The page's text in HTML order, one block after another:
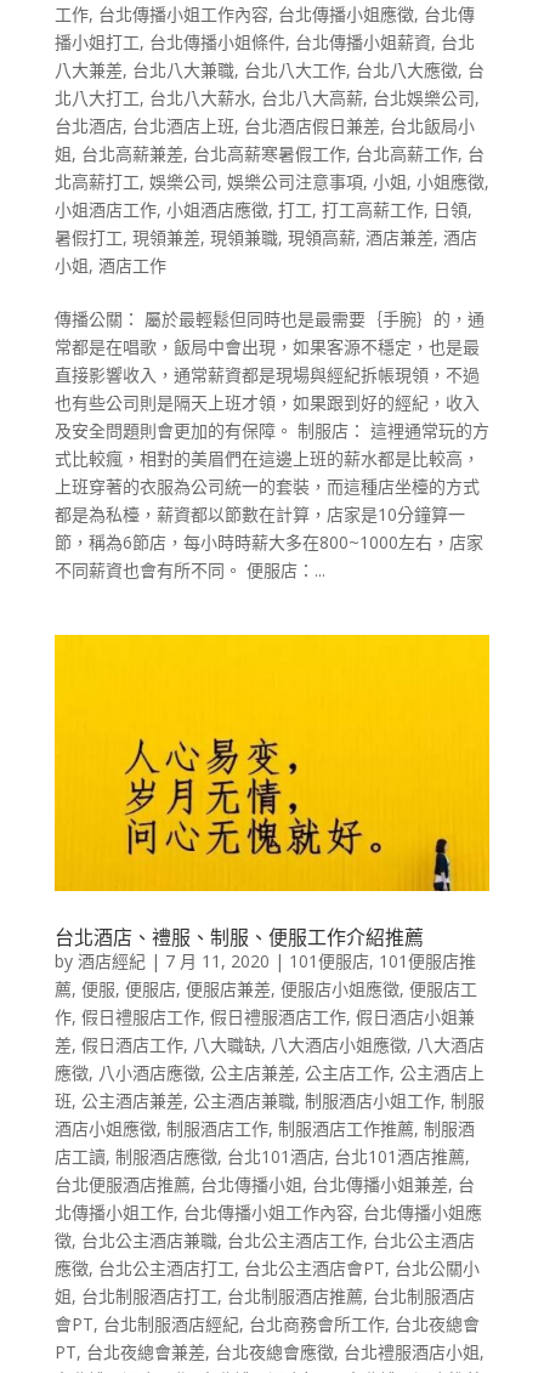
工作, 台北傳播小姐工作內容, 台北傳播小姐應徵, 台北傳
播小姐打工, 台北傳播小姐條件, 台北傳播小姐薪資, 台北
八大兼差, 台北八大兼職, 台北八大工作, 台北八大應徵, 台
北八大打工, 台北八大薪水, 台北八大高薪, 台北娛樂公司,
台北酒店, 台北酒店上班, 台北酒店假日兼差, 台北飯局小
姐, 台北高薪兼差, 台北高薪寒暑假工作, 台北高薪工作, 台
北高薪打工, 娛樂公司, 娛樂公司注意事項, 小姐, 小姐應徵,
小姐酒店工作, 小姐酒店應徵, 打工, 打工高薪工作, 日領,
暑假打工, 現領兼差, 現領兼職, 現領高薪, 酒店兼差, 酒店
小姐, 酒店工作
傳播公關： 屬於最輕鬆但同時也是最需要｛手腕｝的，通
常都是在唱歌，飯局中會出現，如果客源不穩定，也是最
直接影響收入，通常薪資都是現場與經紀拆帳現領，不過
也有些公司則是隔天上班才領，如果跟到好的經紀，收入
及安全問題則會更加的有保障。 制服店： 這裡通常玩的方
式比較瘋，相對的美眉們在這邊上班的薪水都是比較高，
上班穿著的衣服為公司統一的套裝，而這種店坐檯的方式
都是為私檯，薪資都以節數在計算，店家是10分鐘算一
節，稱為6節店，每小時時薪大多在800~1000左右，店家
不同薪資也會有所不同。 便服店：...
台北酒店、禮服、制服、便服工作介紹推薦
by 酒店經紀| 7 月 11, 2020 | 101便服店, 101便服店推
薦, 便服, 便服店, 便服店兼差, 便服店小姐應徵, 便服店工
作, 假日禮服店工作, 假日禮服酒店工作, 假日酒店小姐兼
差, 假日酒店工作, 八大職缺, 八大酒店小姐應徵, 八大酒店
應徵, 八小酒店應徵, 公主店兼差, 公主店工作, 公主酒店上
班, 公主酒店兼差, 公主酒店兼職, 制服酒店小姐工作, 制服
酒店小姐應徵, 制服酒店工作, 制服酒店工作推薦, 制服酒
店工讀, 制服酒店應徵, 台北101酒店, 台北101酒店推薦,
台北便服酒店推薦, 台北傳播小姐, 台北傳播小姐兼差, 台
北傳播小姐工作, 台北傳播小姐工作內容, 台北傳播小姐應
徵, 台北公主酒店兼職, 台北公主酒店工作, 台北公主酒店
應徵, 台北公主酒店打工, 台北公主酒店會PT, 台北公關小
姐, 台北制服酒店打工, 台北制服酒店推薦, 台北制服酒店
會PT, 台北制服酒店經紀, 台北商務會所工作, 台北夜總會
PT, 台北夜總會兼差, 台北夜總會應徵, 台北禮服酒店小姐,